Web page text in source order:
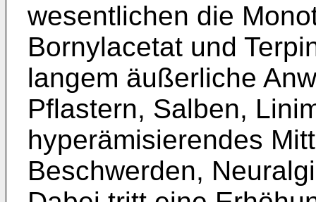
wesentlichen die
Bornylacetat und
langem äußerliche
Pflastern, Salben,
hyperämisierendes
Beschwerden,